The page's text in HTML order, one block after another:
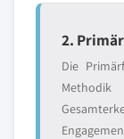
2.
Die